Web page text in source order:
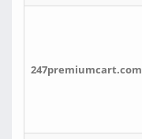
247premiumcart.com